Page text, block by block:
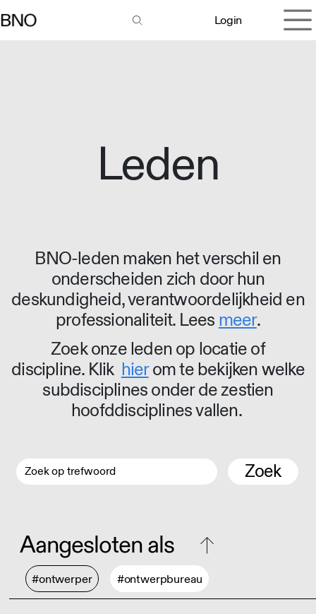
Login
Leden
BNO-leden maken het verschil en
onderscheiden zich door hun
deskundigheid, verantwoordelijkheid en
professionaliteit. Lees meer.
Zoek onze leden op locatie of
discipline. Klik hierom te bekijken welke
subdisciplines onder de zestien
hoofddisciplines vallen.
Zoek
Aangesloten als
#ontwerper #ontwerpbureau